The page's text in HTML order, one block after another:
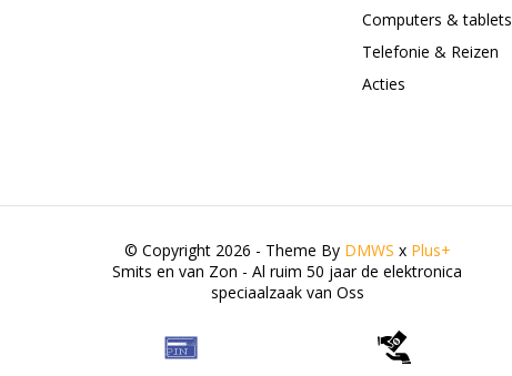
Computers & tablets
Telefonie & Reizen
Acties
© Copyright 2026 - Theme By DMWS x Plus+
Smits en van Zon - Al ruim 50 jaar de elektronica
speciaalzaak van Oss